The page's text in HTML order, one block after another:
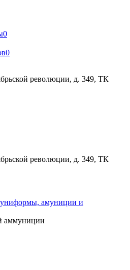
0
0
революции, д. 349, ТК
революции, д. 349, ТК
аммуниции